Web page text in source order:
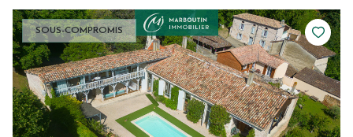
SOUS-COMPROMIS